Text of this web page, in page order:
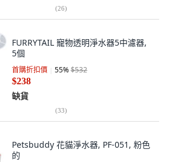
(26)
FURRYTAIL 寵物透明淨水器5中濾器,
5個
首購折扣價 55%$532
$238
缺貨
(33)
Petsbuddy 花貓淨水器, PF-051, 粉色
的